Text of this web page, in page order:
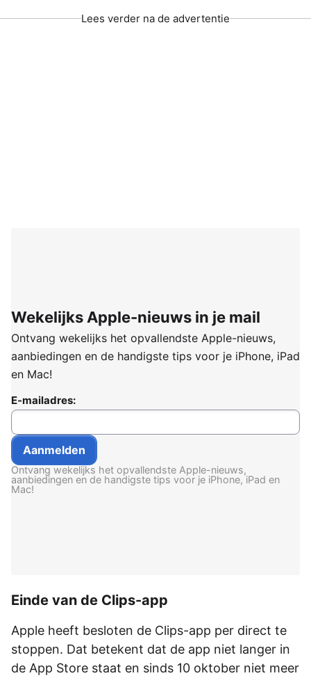
Lees verder na de advertentie
Wekelijks Apple-nieuws in je mail
Ontvang wekelijks het opvallendste Apple-nieuws,
aanbiedingen en de handigste tips voor je iPhone, iPad
en Mac!
E-mailadres:
Ontvang wekelijks het opvallendste Apple-nieuws,
aanbiedingen en de handigste tips voor je iPhone, iPad en
Mac!
Einde van de Clips-app
Apple heeft besloten de Clips-app per direct te
stoppen. Dat betekent dat de app niet langer in
de App Store staat en sinds 10 oktober niet meer